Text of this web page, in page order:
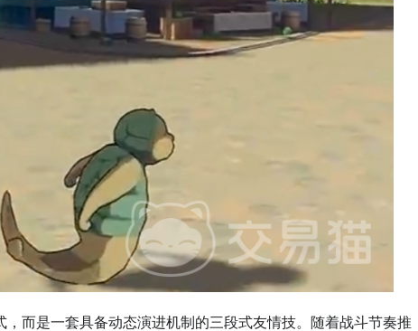
，而是一套具备动态演进机制的三段式友情技。随着战斗节奏推